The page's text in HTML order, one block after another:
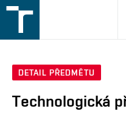
v
DETAIL PŘEDMĚTU
Technologická